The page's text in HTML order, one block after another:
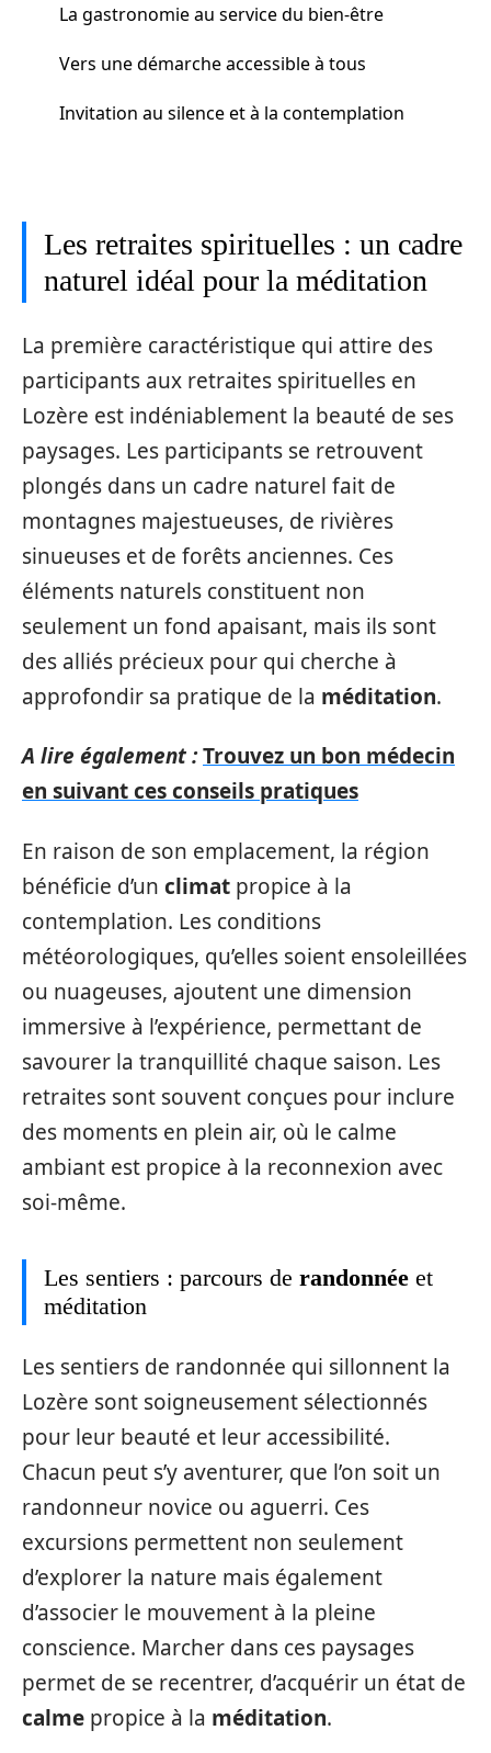
La gastronomie au service du bien-être
Vers une démarche accessible à tous
Invitation au silence et à la contemplation
Les retraites spirituelles : un cadre
naturel idéal pour la méditation
La première caractéristique qui attire des
participants aux retraites spirituelles en
Lozère est indéniablement la beauté de ses
paysages. Les participants se retrouvent
plongés dans un cadre naturel fait de
montagnes majestueuses, de rivières
sinueuses et de forêts anciennes. Ces
éléments naturels constituent non
seulement un fond apaisant, mais ils sont
des alliés précieux pour qui cherche à
approfondir sa pratique de la méditation.
A lire également :Trouvez un bon médecin
en suivant ces conseils pratiques
En raison de son emplacement, la région
bénéficie d’un climat propice à la
contemplation. Les conditions
météorologiques, qu’elles soient ensoleillées
ou nuageuses, ajoutent une dimension
immersive à l’expérience, permettant de
savourer la tranquillité chaque saison. Les
retraites sont souvent conçues pour inclure
des moments en plein air, où le calme
ambiant est propice à la reconnexion avec
soi-même.
Les sentiers : parcours de randonnée et
méditation
Les sentiers de randonnée qui sillonnent la
Lozère sont soigneusement sélectionnés
pour leur beauté et leur accessibilité.
Chacun peut s’y aventurer, que l’on soit un
randonneur novice ou aguerri. Ces
excursions permettent non seulement
d’explorer la nature mais également
d’associer le mouvement à la pleine
conscience. Marcher dans ces paysages
permet de se recentrer, d’acquérir un état de
calme propice à la méditation.